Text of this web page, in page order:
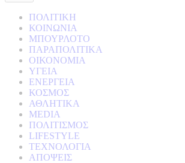
ΠΟΛΙΤΙΚΗ
ΚΟΙΝΩΝΙΑ
ΜΠΟΥΡΛΟΤΟ
ΠΑΡΑΠΟΛΙΤΙΚΑ
ΟΙΚΟΝΟΜΙΑ
ΥΓΕΙΑ
ΕΝΕΡΓΕΙΑ
ΚΟΣΜΟΣ
ΑΘΛΗΤΙΚΑ
MEDIA
ΠΟΛΙΤΙΣΜΟΣ
LIFESTYLE
ΤΕΧΝΟΛΟΓΙΑ
ΑΠΟΨΕΙΣ